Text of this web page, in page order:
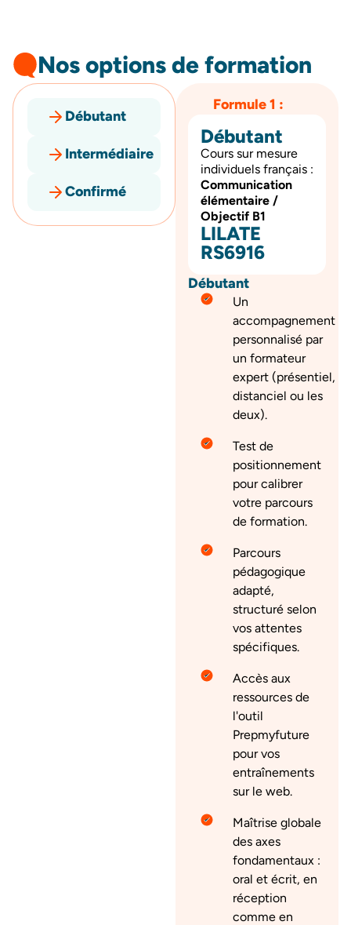
Nos options de formation
Débutant
Intermédiaire
Confirmé
Formule 1 :
Débutant
Cours sur mesure
individuels français :
Communication
élémentaire /
Objectif B1
LILATE
RS6916
Débutant
Un
accompagnement
personnalisé par
un formateur
expert (présentiel,
distanciel ou les
deux).
Test de
positionnement
pour calibrer
votre parcours
de formation.
Parcours
pédagogique
adapté,
structuré selon
vos attentes
spécifiques.
Accès aux
ressources de
l'outil
Prepmyfuture
pour vos
entraînements
sur le web.
Maîtrise globale
des axes
fondamentaux :
oral et écrit, en
réception
comme en